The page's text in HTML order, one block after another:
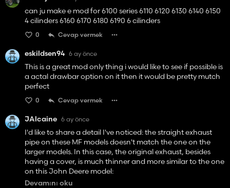
can ju make e mod for 6100 series 6110 6120 6130 6140 6150
4 cilinders 6160 6170 6180 6190 6 cilinders
0 Cevap vermek
eskildsen94 6 ay önce
This is a great mod only thing i would like to see if possible is
a actal drawbar option on it then it would be pretty mutch
perfect
0 Cevap vermek
JAlcaine 6 ay önce
I'd like to share a detail I've noticed: the straight exhaust
pipe on these MF models doesn't match the one on the
larger models. In this case, the original exhaust, besides
having a cover, is much thinner and more similar to the one
on this John Deere model:
https://www.kingmods.net/es/fs25/mods/73828/john-
Devamını oku